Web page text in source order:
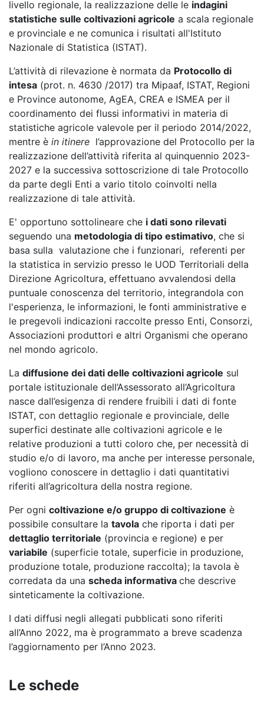
livello regionale, la realizzazione delle le indagini
statistiche sulle coltivazioni agricole a scala regionale
e provinciale e ne comunica i risultati all'Istituto
Nazionale di Statistica (ISTAT).
L’attività di rilevazione è normata da Protocollo di
intesa (prot. n. 4630 /2017) tra Mipaaf, ISTAT, Regioni
e Province autonome, AgEA, CREA e ISMEA per il
coordinamento dei flussi informativi in materia di
statistiche agricole valevole per il periodo 2014/2022,
mentre è in itinere l’approvazione del Protocollo per la
realizzazione dell’attività riferita al quinquennio 2023-
2027 e la successiva sottoscrizione di tale Protocollo
da parte degli Enti a vario titolo coinvolti nella
realizzazione di tale attività.
E' opportuno sottolineare che i dati sono rilevati
seguendo una metodologia di tipo estimativo, che si
basa sulla valutazione che i funzionari, referenti per
la statistica in servizio presso le UOD Territoriali della
Direzione Agricoltura, effettuano avvalendosi della
puntuale conoscenza del territorio, integrandola con
l'esperienza, le informazioni, le fonti amministrative e
le pregevoli indicazioni raccolte presso Enti, Consorzi,
Associazioni produttori e altri Organismi che operano
nel mondo agricolo.
La diffusione dei dati delle coltivazioni agricole sul
portale istituzionale dell’Assessorato all’Agricoltura
nasce dall’esigenza di rendere fruibili i dati di fonte
ISTAT, con dettaglio regionale e provinciale, delle
superfici destinate alle coltivazioni agricole e le
relative produzioni a tutti coloro che, per necessità di
studio e/o di lavoro, ma anche per interesse personale,
vogliono conoscere in dettaglio i dati quantitativi
riferiti all’agricoltura della nostra regione.
Per ogni coltivazione e/o gruppo di coltivazione è
possibile consultare la tavola che riporta i dati per
dettaglio territoriale (provincia e regione) e per
variabile (superficie totale, superficie in produzione,
produzione totale, produzione raccolta); la tavola è
corredata da una scheda informativa che descrive
sinteticamente la coltivazione.
I dati diffusi negli allegati pubblicati sono riferiti
all’Anno 2022, ma è programmato a breve scadenza
l’aggiornamento per l’Anno 2023.
Le schede